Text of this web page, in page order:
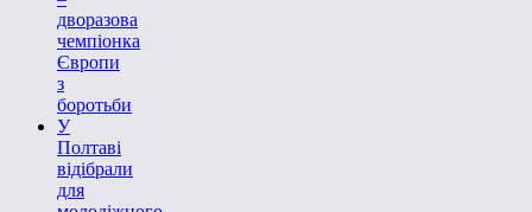
дворазова
чемпіонка
Європи
з
боротьби
У
Полтаві
відібрали
для